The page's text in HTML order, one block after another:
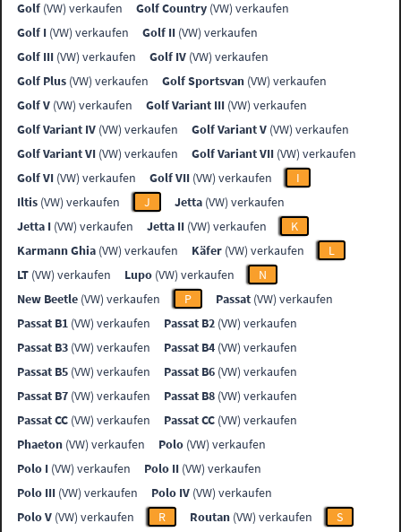
Golf (VW) verkaufen Golf Country (VW) verkaufen
Golf I (VW) verkaufen Golf II (VW) verkaufen
Golf III (VW) verkaufen Golf IV (VW) verkaufen
Golf Plus (VW) verkaufen Golf Sportsvan (VW) verkaufen
Golf V (VW) verkaufen Golf Variant III (VW) verkaufen
Golf Variant IV (VW) verkaufen Golf Variant V (VW) verkaufen
Golf Variant VI (VW) verkaufen Golf Variant VII (VW) verkaufen
Golf VI (VW) verkaufen Golf VII (VW) verkaufen
I
Iltis (VW) verkaufen J Jetta (VW) verkaufen
Jetta I (VW) verkaufen Jetta II (VW) verkaufen
K
Karmann Ghia (VW) verkaufen Käfer (VW) verkaufen
L
LT (VW) verkaufen Lupo (VW) verkaufen
N
New Beetle (VW) verkaufen P Passat (VW) verkaufen
Passat B1 (VW) verkaufen Passat B2 (VW) verkaufen
Passat B3 (VW) verkaufen Passat B4 (VW) verkaufen
Passat B5 (VW) verkaufen Passat B6 (VW) verkaufen
Passat B7 (VW) verkaufen Passat B8 (VW) verkaufen
Passat CC (VW) verkaufen Passat CC (VW) verkaufen
Phaeton (VW) verkaufen Polo (VW) verkaufen
Polo I (VW) verkaufen Polo II (VW) verkaufen
Polo III (VW) verkaufen Polo IV (VW) verkaufen
Polo V (VW) verkaufen R Routan (VW) verkaufen
S